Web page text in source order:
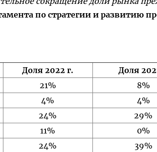
по стратегии и развитию
Доля 2022 г.
Доля
21%
8%
4%
4%
24%
29%
11%
0%
24%
39%